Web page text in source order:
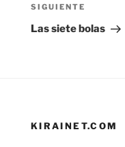
Siguiente
entrada
SIGUIENTE
Las siete bolas
KIRAINET.COM